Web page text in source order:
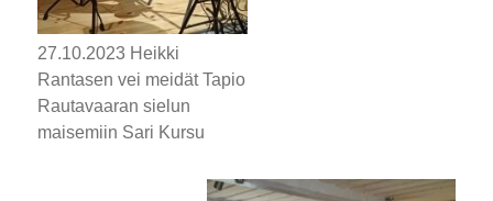
27.10.2023 Heikki
Rantasen vei meidät Tapio
Rautavaaran sielun
maisemiin Sari Kursu